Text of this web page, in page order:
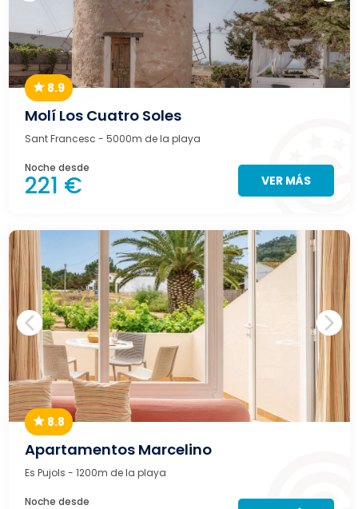
8.9
Molí Los Cuatro Soles
Sant Francesc - 5000m de la playa
Noche desde
221 € VER MÁS
8.8
Apartamentos Marcelino
Es Pujols - 1200m de la playa
Noche desde